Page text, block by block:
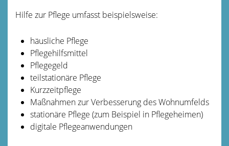
Hilfe zur Pflege umfasst beispielsweise:
häusliche Pflege
Pflegehilfsmittel
Pflegegeld
teilstationäre Pflege
Kurzzeitpflege
Maßnahmen zur Verbesserung des Wohnumfelds
stationäre Pflege (zum Beispiel in Pflegeheimen)
digitale Pflegeanwendungen